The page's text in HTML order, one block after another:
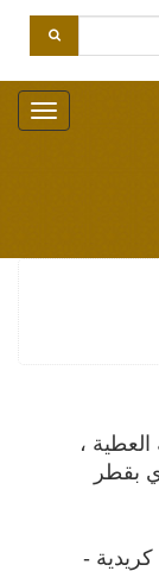
Toggle
navigation
،
بقطر
كريدية -